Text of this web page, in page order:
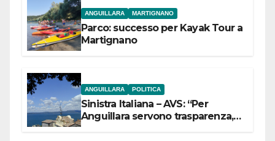
ANGUILLARA MARTIGNANO
Parco: successo per Kayak Tour a
Martignano
ANGUILLARA POLITICA
Sinistra Italiana – AVS: “Per
Anguillara servono trasparenza,